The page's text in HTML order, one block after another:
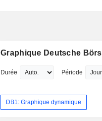
Graphique Deutsche
Durée Période
DB1: Graphique dynamique